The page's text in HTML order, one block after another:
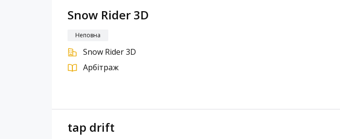
Snow Rider 3D
Неповна
Snow Rider 3D
Арбітраж
tap drift